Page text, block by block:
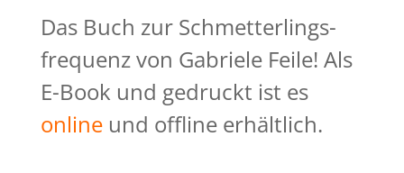
Das Buch zur Schmetterlings-
frequenz von Gabriele Feile! Als
E-Book und gedruckt ist es
onlineund offline erhältlich.